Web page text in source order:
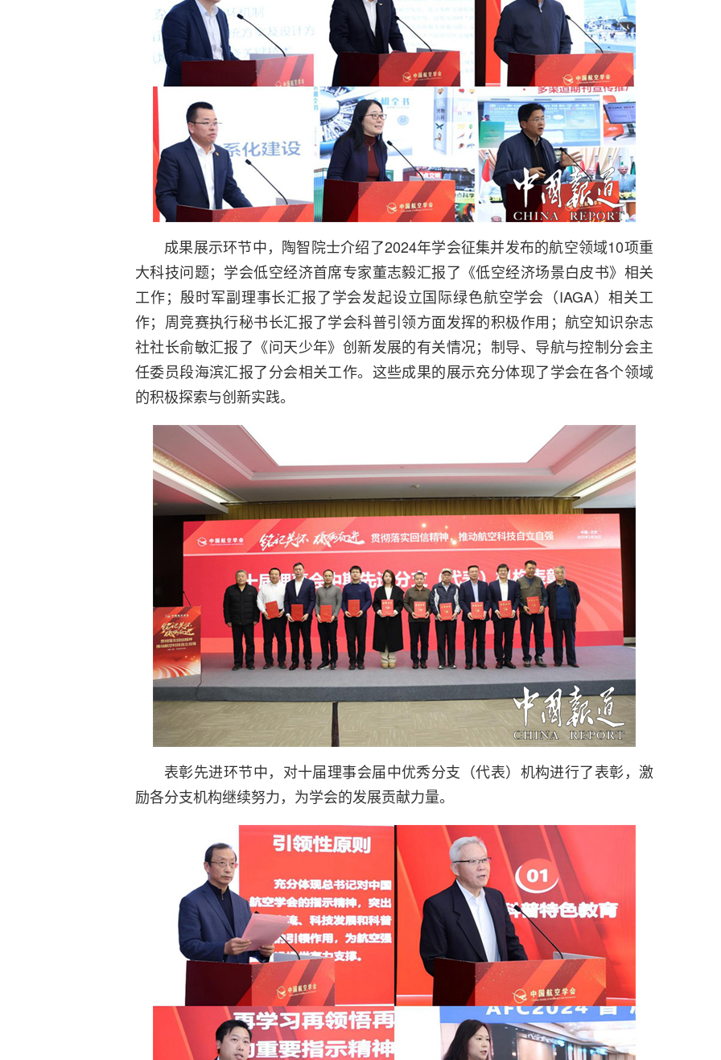
成果展示环节中，陶智院士介绍了2024年学会征集并发布的航空领域10项重
大科技问题；学会低空经济首席专家董志毅汇报了《低空经济场景白皮书》相关
工作；殷时军副理事长汇报了学会发起设立国际绿色航空学会（IAGA）相关工
作；周竞赛执行秘书长汇报了学会科普引领方面发挥的积极作用；航空知识杂志
社社长俞敏汇报了《问天少年》创新发展的有关情况；制导、导航与控制分会主
任委员段海滨汇报了分会相关工作。这些成果的展示充分体现了学会在各个领域
的积极探索与创新实践。
表彰先进环节中，对十届理事会届中优秀分支（代表）机构进行了表彰，激
励各分支机构继续努力，为学会的发展贡献力量。